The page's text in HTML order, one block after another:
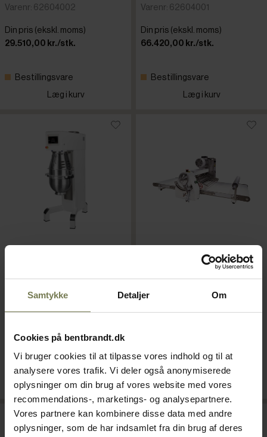
Samtykke Detaljer Om
Cookies på bentbrandt.dk
Vi bruger cookies til at tilpasse vores indhold og til at
analysere vores trafik. Vi deler også anonymiserede
oplysninger om din brug af vores website med vores
recommendations-, marketings- og analysepartnere.
Vores partnere kan kombinere disse data med andre
oplysninger, som de har indsamlet fra din brug af deres
Varenr: 62604002
Din pris (ekskl. moms)
29.510,00 kr./stk.
Bestillingsvare
Læg i kurv
Varenr: 62604001
Din pris (ekskl. moms)
66.420,00 kr./stk.
Bestillingsvare
Læg i kurv
Varenr: 62010719
208.000,00 kr./stk.
Bestillingsvare
Læg i kurv
Varenr: 62204501
Bestillingsvare
Læg i kurv